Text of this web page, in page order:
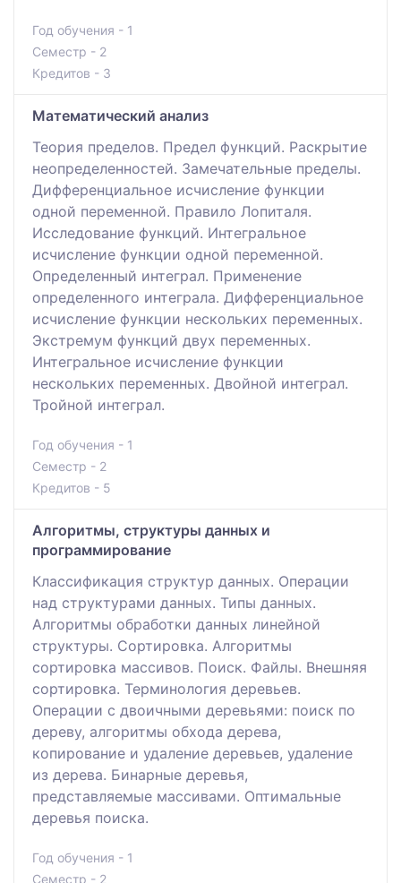
Год обучения - 1
Семестр - 2
Кредитов - 3
Математический анализ
Теория пределов. Предел функций. Раскрытие
неопределенностей. Замечательные пределы.
Дифференциальное исчисление функции
одной переменной. Правило Лопиталя.
Исследование функций. Интегральное
исчисление функции одной переменной.
Определенный интеграл. Применение
определенного интеграла. Дифференциальное
исчисление функции нескольких переменных.
Экстремум функций двух переменных.
Интегральное исчисление функции
нескольких переменных. Двойной интеграл.
Тройной интеграл.
Год обучения - 1
Семестр - 2
Кредитов - 5
Алгоритмы, структуры данных и
программирование
Классификация структур данных. Операции
над структурами данных. Типы данных.
Алгоритмы обработки данных линейной
структуры. Сортировка. Алгоритмы
сортировка массивов. Поиск. Файлы. Внешняя
сортировка. Терминология деревьев.
Операции с двоичными деревьями: поиск по
дереву, алгоритмы обхода дерева,
копирование и удаление деревьев, удаление
из дерева. Бинарные деревья,
представляемые массивами. Оптимальные
деревья поиска.
Год обучения - 1
Семестр - 2